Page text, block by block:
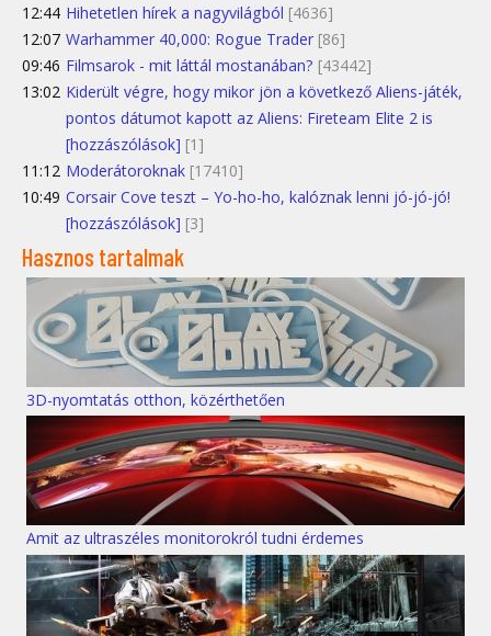
12:44 Hihetetlen hírek a nagyvilágból [4636]
12:07 Warhammer 40,000: Rogue Trader [86]
09:46 Filmsarok - mit láttál mostanában? [43442]
13:02 Kiderült végre, hogy mikor jön a következő Aliens-játék,
pontos dátumot kapott az Aliens: Fireteam Elite 2 is
[hozzászólások] [1]
11:12 Moderátoroknak [17410]
10:49 Corsair Cove teszt – Yo-ho-ho, kalóznak lenni jó-jó-jó!
[hozzászólások] [3]
Hasznos tartalmak
3D-nyomtatás otthon, közérthetően
Amit az ultraszéles monitorokról tudni érdemes